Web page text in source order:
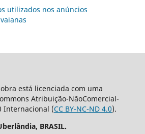
utilizados nos anúncios
está licenciada com uma
Atribuição-NãoComercial-
Internacional (CC BY-NC-ND 4.0).
BRASIL.